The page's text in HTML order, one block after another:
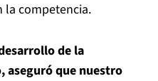
la competencia.
de la
aseguró que nuestro